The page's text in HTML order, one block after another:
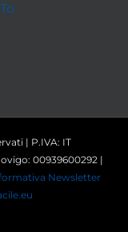
| P.IVA: IT
00939600292 |
Newsletter